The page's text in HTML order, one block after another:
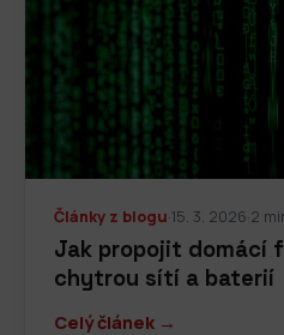
Články z blogu·15. 3. 2026·2
Jak propojit domácí
chytrou sítí a baterií
Celý článek →